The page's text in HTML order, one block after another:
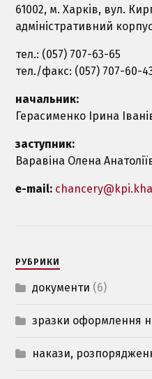
61002, м. Харкiв, вул.
адміністративний
тел.: (057) 707-63-65
тел./факс: (057) 707-60-
начальник:
Герасименко Ірина
заступник:
Варавіна Олена
e-mail:
РУБРИКИ
документи (6)
зразки оформлення
накази,